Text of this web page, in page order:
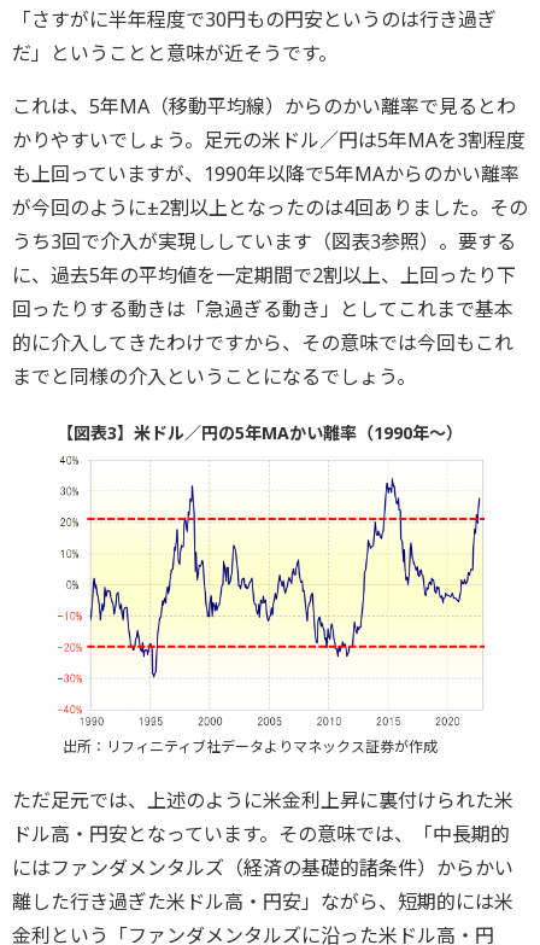
「さすがに半年程度で30円もの円安というのは行き過ぎ
だ」ということと意味が近そうです。
これは、5年MA（移動平均線）からのかい離率で見るとわ
かりやすいでしょう。足元の米ドル／円は5年MAを3割程度
も上回っていますが、1990年以降で5年MAからのかい離率
が今回のように±2割以上となったのは4回ありました。その
うち3回で介入が実現ししています（図表3参照）。要する
に、過去5年の平均値を一定期間で2割以上、上回ったり下
回ったりする動きは「急過ぎる動き」としてこれまで基本
的に介入してきたわけですから、その意味では今回もこれ
までと同様の介入ということになるでしょう。
【図表3】米ドル／円の5年MAかい離率（1990年～）
出所：リフィニティブ社データよりマネックス証券が作成
ただ足元では、上述のように米金利上昇に裏付けられた米
ドル高・円安となっています。その意味では、「中長期的
にはファンダメンタルズ（経済の基礎的諸条件）からかい
離した行き過ぎた米ドル高・円安」ながら、短期的には米
金利という「ファンダメンタルズに沿った米ドル高・円